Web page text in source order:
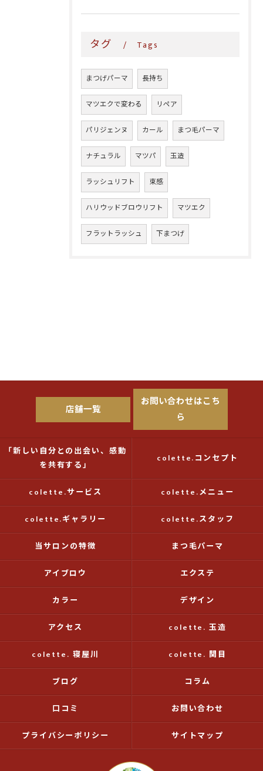
タグ Tags
まつげパーマ 長持ち
マツエクで変わる リペア
パリジェンヌ カール まつ毛パーマ
ナチュラル マツパ 玉造
ラッシュリフト 束感
ハリウッドブロウリフト マツエク
フラットラッシュ 下まつげ
店舗一覧
お問い合わせはこち
ら
「新しい自分との出会い、感動
を共有する」
colette.コンセプト
colette.サービス colette.メニュー
colette.ギャラリー colette.スタッフ
当サロンの特徴 まつ毛パーマ
アイブロウ エクステ
カラー デザイン
アクセス colette. 玉造
colette. 寝屋川 colette. 関目
ブログ コラム
口コミ お問い合わせ
プライバシーポリシー サイトマップ